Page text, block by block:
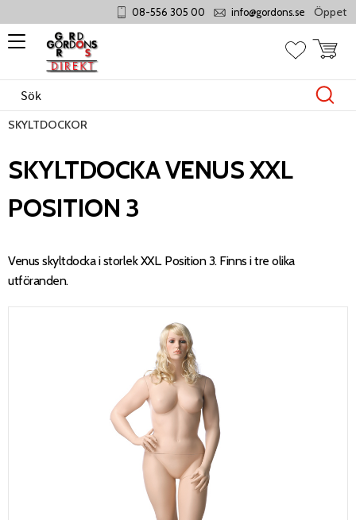
Meny
08-556 305 00 info@gordons.se Öppet
Favoriter
SKYLTDOCKOR
SKYLTDOCKA VENUS XXL
POSITION 3
Venus skyltdocka i storlek XXL. Position 3. Finns i tre olika
utföranden.